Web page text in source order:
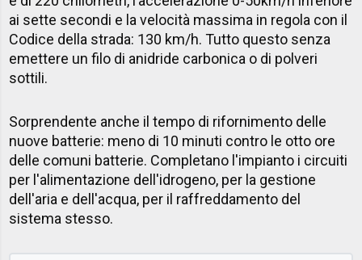
ai sette secondi e la velocità massima in regola con il
Codice della strada: 130 km/h. Tutto questo senza
emettere un filo di anidride carbonica o di polveri
sottili.
Sorprendente anche il tempo di rifornimento delle
nuove batterie: meno di 10 minuti contro le otto ore
delle comuni batterie. Completano l'impianto i circuiti
per l'alimentazione dell'idrogeno, per la gestione
dell'aria e dell'acqua, per il raffreddamento del
sistema stesso.